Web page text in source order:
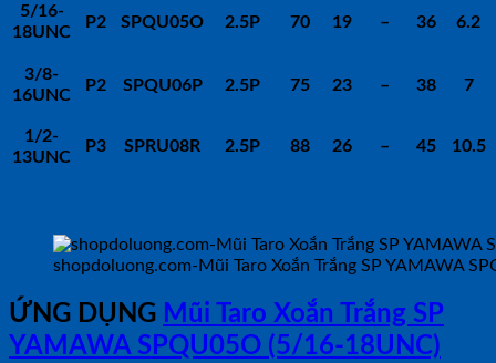
5/16-
18UNC
P2 SPQU05O 2.5P 70 19 – 36 6.2
3/8-
16UNC
P2 SPQU06P 2.5P 75 23 – 38 7
1/2-
13UNC
P3 SPRU08R 2.5P 88 26 – 45 10.5
shopdoluong.com-Mũi Taro Xoắn Trắng SP YAMAWA
ỨNG DỤNG Mũi Taro Xoắn Trắng SP
YAMAWA SPQU05O (5/16-18UNC)